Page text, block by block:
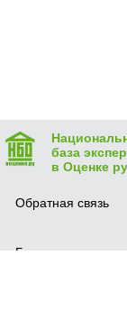
база
в Оценке ру
Обратная связь
Безопасная